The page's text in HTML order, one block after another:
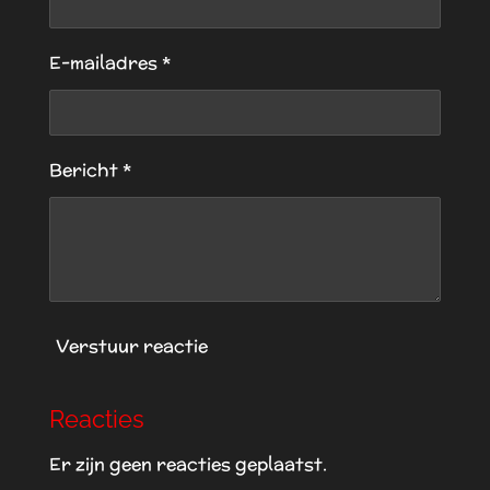
e
r
n
e
n
e
n
e
n
e
E-mailadres *
Bericht *
Verstuur reactie
Reacties
Er zijn geen reacties geplaatst.